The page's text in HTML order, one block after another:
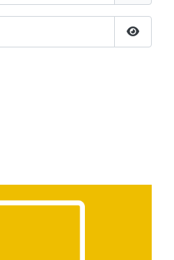
Show